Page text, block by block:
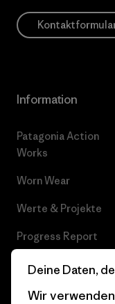
Information
Patagonia Action
Works
Worn Wear
Werte & Projekte
Progress Report
Business Unusual
Klimaziele
Deine Daten,
Wir